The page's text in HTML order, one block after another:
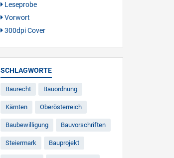
Leseprobe
Vorwort
300dpi Cover
SCHLAGWORTE
Baurecht Bauordnung
Kärnten Oberösterreich
Baubewilligung Bauvorschriften
Steiermark Bauprojekt